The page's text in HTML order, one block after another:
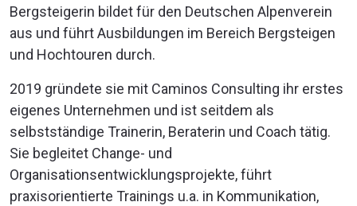
Bergsteigerin bildet für den Deutschen Alpenverein
aus und führt Ausbildungen im Bereich Bergsteigen
und Hochtouren durch.
2019 gründete sie mit Caminos Consulting ihr erstes
eigenes Unternehmen und ist seitdem als
selbstständige Trainerin, Beraterin und Coach tätig.
Sie begleitet Change- und
Organisationsentwicklungsprojekte, führt
praxisorientierte Trainings u.a. in Kommunikation,